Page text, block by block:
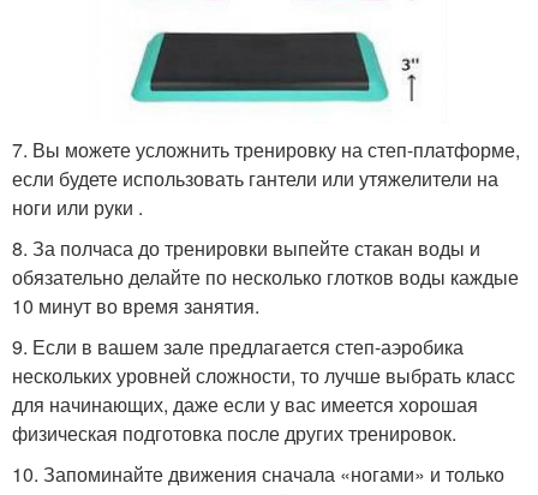
7. Вы можете усложнить тренировку на степ-платформе,
если будете использовать гантели или утяжелители на
ноги или руки .
8. За полчаса до тренировки выпейте стакан воды и
обязательно делайте по несколько глотков воды каждые
10 минут во время занятия.
9. Если в вашем зале предлагается степ-аэробика
нескольких уровней сложности, то лучше выбрать класс
для начинающих, даже если у вас имеется хорошая
физическая подготовка после других тренировок.
10. Запоминайте движения сначала «ногами» и только